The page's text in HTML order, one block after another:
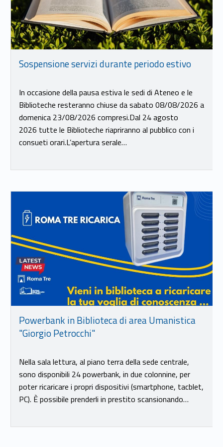
Sospensione servizi durante periodo estivo
In occasione della pausa estiva le sedi di Ateneo e le
Biblioteche resteranno chiuse da sabato 08/08/2026 a
domenica 23/08/2026 compresi.Dal 24 agosto
2026 tutte le Biblioteche riapriranno al pubblico con i
consueti orari.L’apertura serale…
Powerbank in Biblioteca di area Umanistica
"Giorgio Petrocchi"
Nella sala lettura, al piano terra della sede centrale,
sono disponibili 24 powerbank, in due colonnine, per
poter ricaricare i propri dispositivi (smartphone, tacblet,
PC). È possibile prenderli in prestito scansionando…